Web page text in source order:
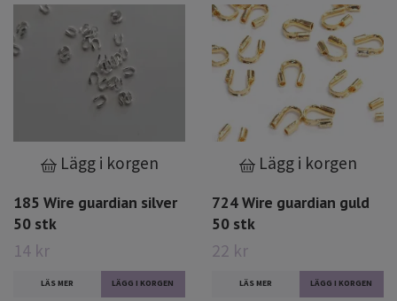
Lägg i korgen
185 Wire guardian silver
50 stk
14 kr
LÄS MER
Lägg i korgen
724 Wire guardian guld
50 stk
22 kr
LÄS MER